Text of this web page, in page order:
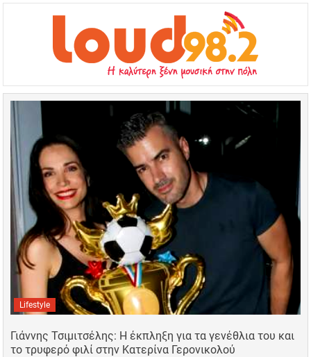
Lifestyle
Γιάννης Τσιμιτσέλης: Η έκπληξη για τα γενέθλια του και
το τρυφερό φιλί στην Κατερίνα Γερονικολού